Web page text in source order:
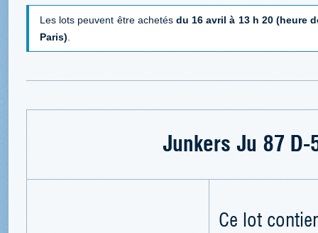
Les lots peuvent être achetés du 16 avril à 13 h 20 (heure
Paris)
Junkers Ju 87 D-
Ce lot